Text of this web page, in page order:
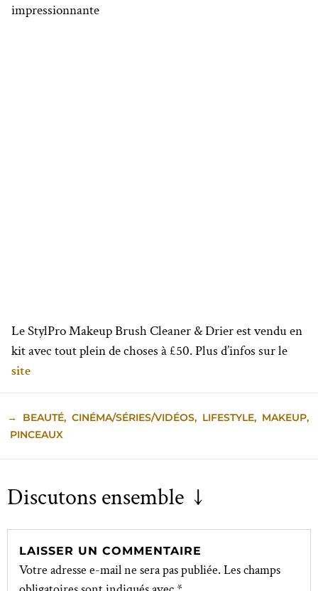
impressionnante
Le StylPro Makeup Brush Cleaner & Drier est vendu en
kit avec tout plein de choses à £50. Plus d’infos sur le
site
→ BEAUTÉ, CINÉMA/SÉRIES/VIDÉOS, LIFESTYLE, MAKEUP,
PINCEAUX
Discutons ensemble ↓
LAISSER UN COMMENTAIRE
Votre adresse e-mail ne sera pas publiée. Les champs